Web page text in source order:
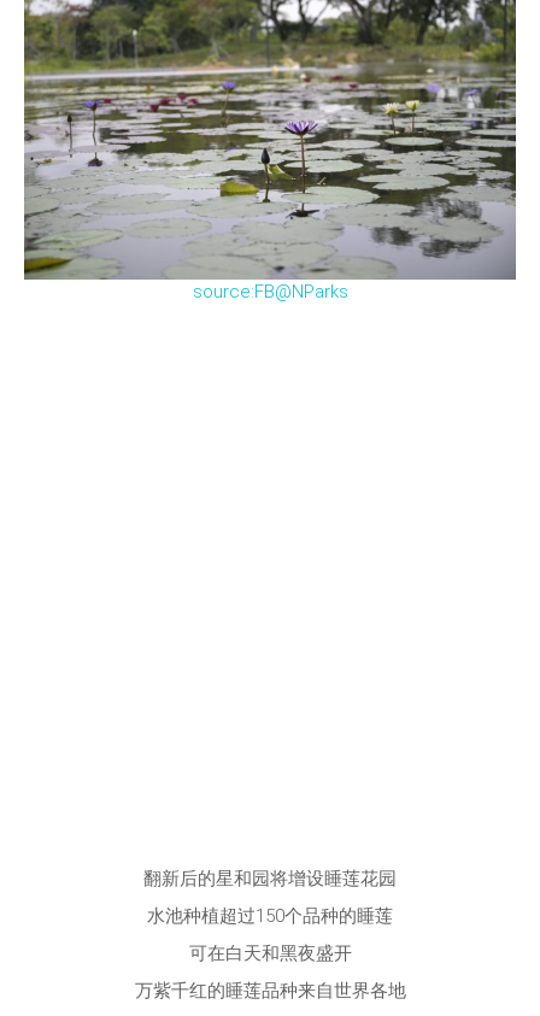
source:FB@NParks
翻新后的星和园将增设睡莲花园
水池种植超过150个品种的睡莲
可在白天和黑夜盛开
万紫千红的睡莲品种来自世界各地